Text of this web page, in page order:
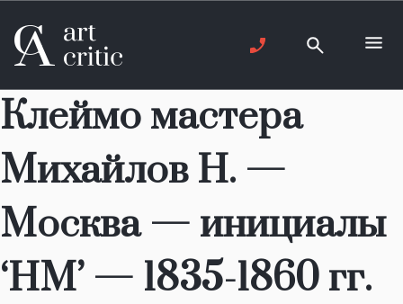
Клеймо мастера
Михайлов Н. —
Москва — инициалы
‘НМ’ — 1835-1860 гг.